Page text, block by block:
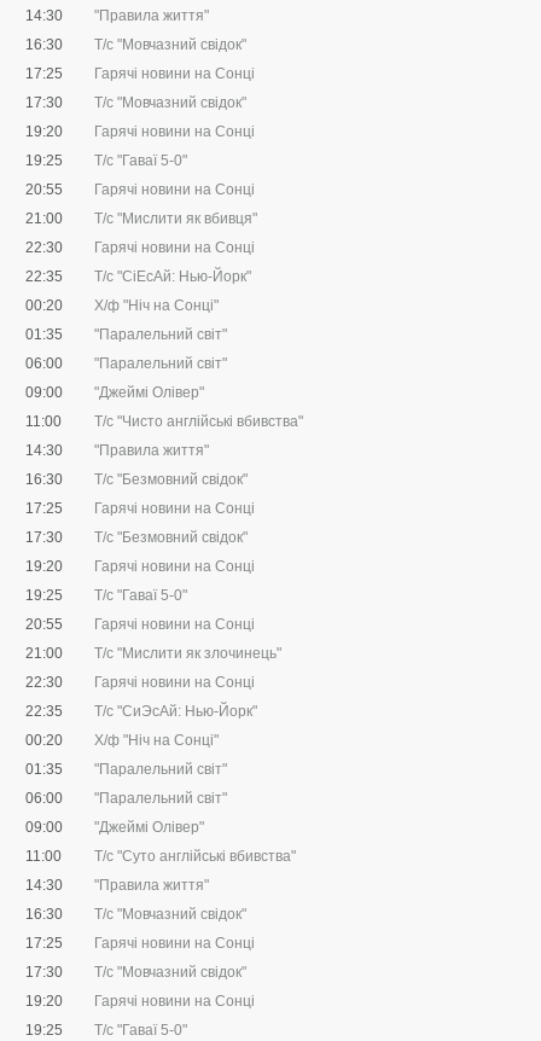
14:30
"Правила життя"
16:30
Т/с "Мовчазний свідок"
17:25
Гарячі новини на Сонці
17:30
Т/с "Мовчазний свідок"
19:20
Гарячі новини на Сонці
19:25
Т/с "Гаваї 5-0"
20:55
Гарячі новини на Сонці
21:00
Т/с "Мислити як вбивця"
22:30
Гарячі новини на Сонці
22:35
Т/с "CіЕсАй: Нью-Йорк"
00:20
Х/ф "Ніч на Сонці"
01:35
"Паралельний світ"
06:00
"Паралельний світ"
09:00
"Джеймі Олівер"
11:00
Т/с "Чисто англійські вбивства"
14:30
"Правила життя"
16:30
Т/с "Безмовний свідок"
17:25
Гарячі новини на Сонці
17:30
Т/с "Безмовний свідок"
19:20
Гарячі новини на Сонці
19:25
Т/с "Гаваї 5-0"
20:55
Гарячі новини на Сонці
21:00
Т/с "Мислити як злочинець"
22:30
Гарячі новини на Сонці
22:35
Т/с "СиЭсАй: Нью-Йорк"
00:20
Х/ф "Ніч на Сонці"
01:35
"Паралельний світ"
06:00
"Паралельний світ"
09:00
"Джеймі Олівер"
11:00
Т/с "Суто англійські вбивства"
14:30
"Правила життя"
16:30
Т/с "Мовчазний свідок"
17:25
Гарячі новини на Сонці
17:30
Т/с "Мовчазний свідок"
19:20
Гарячі новини на Сонці
19:25
Т/с "Гаваї 5-0"